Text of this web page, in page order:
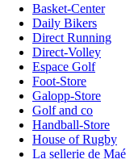
Basket-Center
Daily Bikers
Direct Running
Direct-Volley
Espace Golf
Foot-Store
Galopp-Store
Golf and co
Handball-Store
House of Rugby
La sellerie de Maé